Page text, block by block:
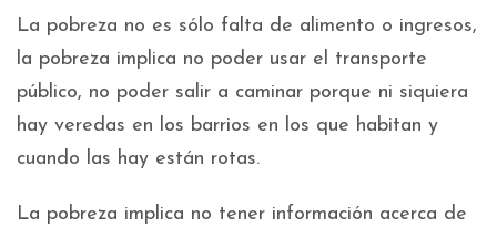
La pobreza no es sólo falta de alimento o ingresos,
la pobreza implica no poder usar el transporte
público, no poder salir a caminar porque ni siquiera
hay veredas en los barrios en los que habitan y
cuando las hay están rotas.
La pobreza implica no tener información acerca de